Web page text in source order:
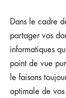
Dans le cadre
partager vos
informatiques
point de vue
le faisons
optimale de